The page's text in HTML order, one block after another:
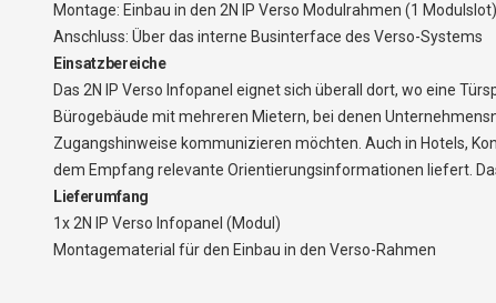
Montage: Einbau in den 2N IP Verso Modulrahmen (1 Modulslot)
Anschluss: Über das interne Businterface des Verso-Systems
Einsatzbereiche
Das 2N IP Verso Infopanel eignet sich überall dort, wo eine
Bürogebäude mit mehreren Mietern, bei denen
Zugangshinweise kommunizieren möchten. Auch in Hotels,
dem Empfang relevante Orientierungsinformationen liefert.
Lieferumfang
1x 2N IP Verso Infopanel (Modul)
Montagematerial für den Einbau in den Verso-Rahmen